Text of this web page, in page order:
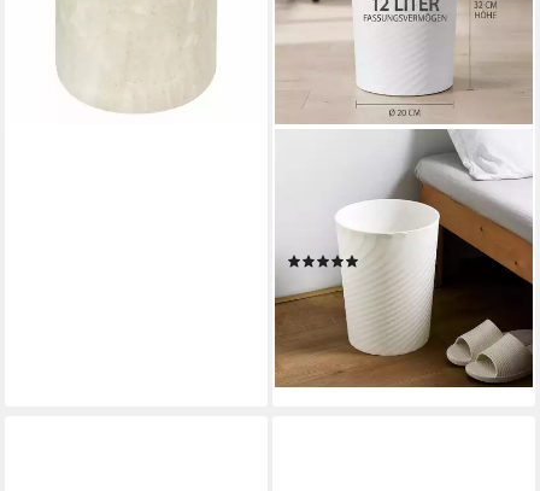
Papierkorb moderner
Mülleimer Papiereimer 8008
7,95 € UVP
lieferbar - in 2-3 Werktagen bei dir
+3